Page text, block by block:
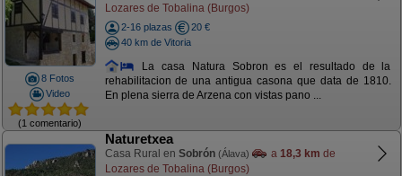
8 Fotos
Video
(1 comentario)
Lozares de Tobalina (Burgos)
2-16 plazas
20 €
40 km de Vitoria
La casa Natura Sobron es el resultado de la
rehabilitacion de una antigua casona que data de 1810.
En plena sierra de Arzena con vistas pano ...
Naturetxea
Casa Rural en Sobrón (Álava) a 18,3 km de
Lozares de Tobalina (Burgos)